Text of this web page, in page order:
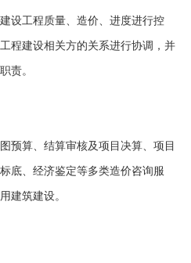
设工程质量、造价、进度进行控
程建设相关方的关系进行协调，并
责。
预算、结算审核及项目决算、项目
底、经济鉴定等多类造价咨询服
建筑建设。